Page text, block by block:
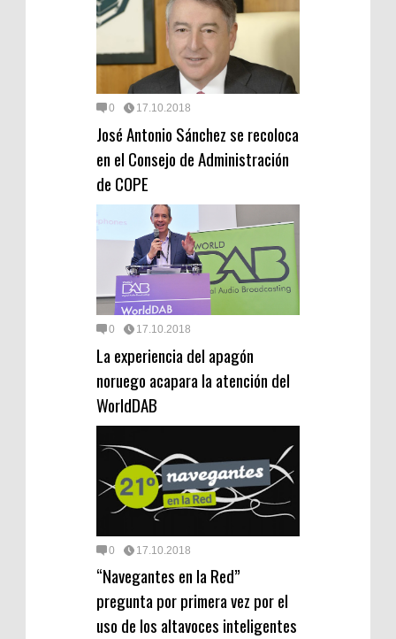
0 17.10.2018
José Antonio Sánchez se recoloca
en el Consejo de Administración
de COPE
0 17.10.2018
La experiencia del apagón
noruego acapara la atención del
WorldDAB
0 17.10.2018
“Navegantes en la Red”
pregunta por primera vez por el
uso de los altavoces inteligentes